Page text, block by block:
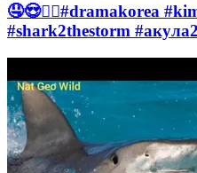
🤤😍❤️‍🔥#dramakorea
#shark2thestorm